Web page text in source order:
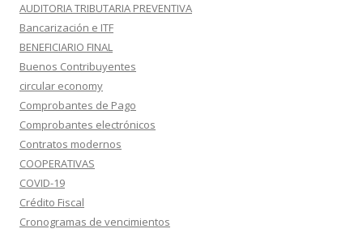
AUDITORIA TRIBUTARIA PREVENTIVA
Bancarización e ITF
BENEFICIARIO FINAL
Buenos Contribuyentes
circular economy
Comprobantes de Pago
Comprobantes electrónicos
Contratos modernos
COOPERATIVAS
COVID-19
Crédito Fiscal
Cronogramas de vencimientos